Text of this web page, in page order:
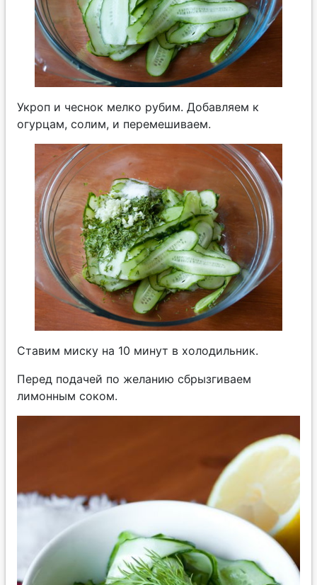
Укроп и чеснок мелко рубим. Добавляем к
огурцам, солим, и перемешиваем.
Ставим миску на 10 минут в холодильник.
Перед подачей по желанию сбрызгиваем
лимонным соком.